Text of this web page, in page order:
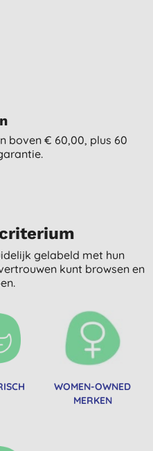
boven € 60,00, plus 60
gelabeld met hun
kunt browsen en
WOMEN-OWNED
MERKEN